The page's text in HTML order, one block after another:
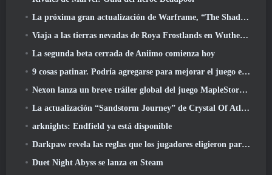
La próxima gran actualización de Warframe, “The Shadowgrapher” llegará en marzo
Viaja a las tierras nevadas de Roya Frostlands en Wuthering Waves Próxima versión 3.1
La segunda beta cerrada de Aniimo comienza hoy
9 cosas patinar. Podría agregarse para mejorar el juego en 2026
Nexon lanza un breve tráiler global del juego MapleStory Classic World
La actualización “Sandstorm Journey” de Crystal Of Atlan eleva el límite de nivel a 70
arknights: Endfield ya está disponible
Darkpaw revela las reglas que los jugadores eligieron para el próximo servidor Frostreaver de EverQuest
Duet Night Abyss se lanza en Steam